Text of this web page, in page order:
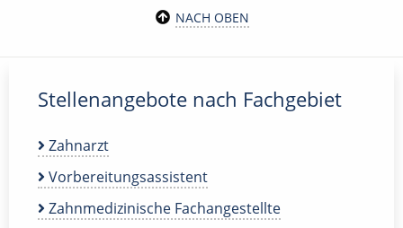
NACH OBEN
Stellenangebote nach Fachgebiet
Zahnarzt
Vorbereitungsassistent
Zahnmedizinische Fachangestellte